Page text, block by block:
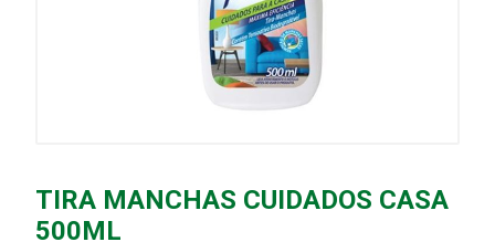
TIRA MANCHAS CUIDADOS CASA
500ML